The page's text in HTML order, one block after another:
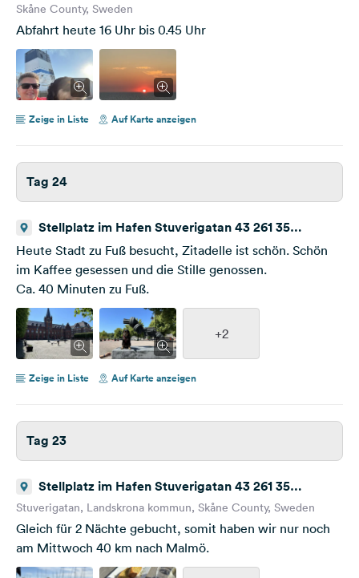
Skåne County, Sweden
Abfahrt heute 16 Uhr bis 0.45 Uhr
Zeige in Liste Auf Karte anzeigen
Tag 24
Stellplatz im Hafen Stuverigatan 43 261 35
Landskrona
Heute Stadt zu Fuß besucht, Zitadelle ist schön. Schön
im Kaffee gesessen und die Stille genossen.
Ca. 40 Minuten zu Fuß.
+2
Zeige in Liste Auf Karte anzeigen
Tag 23
Stellplatz im Hafen Stuverigatan 43 261 35
Landskrona Sweden
Stuverigatan, Landskrona kommun, Skåne County, Sweden
Gleich für 2 Nächte gebucht, somit haben wir nur noch
am Mittwoch 40 km nach Malmö.